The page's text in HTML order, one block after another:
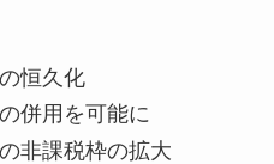
恒久化
併用を可能に
非課税枠の拡大